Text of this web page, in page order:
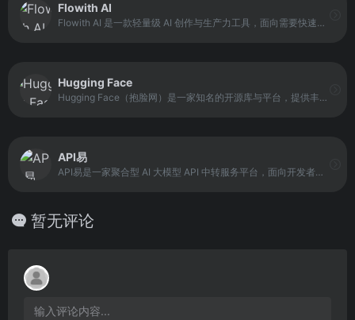
Flowith AI
Flowith AI 是一款轻量级 AI 创作与生产力工具，面向需要快速生成内容、提升工作效率的用户。它提供多种 AI 辅助功能，帮助用户在写作、整理、规划等任务中更快完成输出，并将想法转化为可用成果。
Hugging Face
Hugging Face（抱脸网）是一家知名的开源库与平台，提供丰富的Transformer模型库与易用的API接口。它面向开发者与研究人员，提供预训练模型、工具与资源，支持模型调用、微调与部署等工作流程。平台强调开源与社区协作，让用户可以在同一生态中发现模型、共享成果、并快速构建AI应用。
API易
API易是一家聚合型 AI 大模型 API 中转服务平台，面向开发者、科研人员与企业用户。其核心功能是统一整合多个主流模型接口，并提供一致的调用格式与令牌体系。
暂无评论